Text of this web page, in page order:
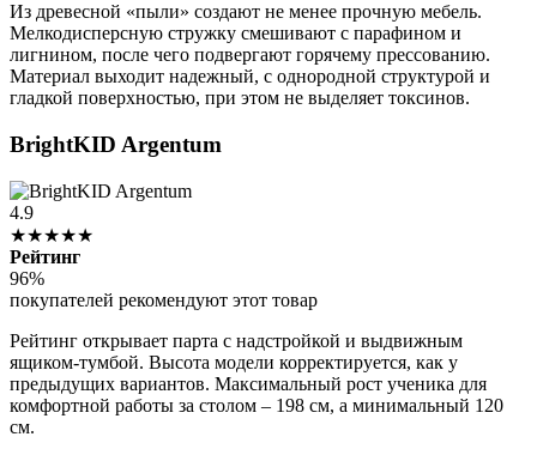
Из древесной «пыли» создают не менее прочную мебель.
Мелкодисперсную стружку смешивают с парафином и
лигнином, после чего подвергают горячему прессованию.
Материал выходит надежный, с однородной структурой и
гладкой поверхностью, при этом не выделяет токсинов.
BrightKID Argentum
4.9
★★★★★
Рейтинг
96%
покупателей рекомендуют этот товар
Рейтинг открывает парта с надстройкой и выдвижным
ящиком-тумбой. Высота модели корректируется, как у
предыдущих вариантов. Максимальный рост ученика для
комфортной работы за столом – 198 см, а минимальный 120
см.